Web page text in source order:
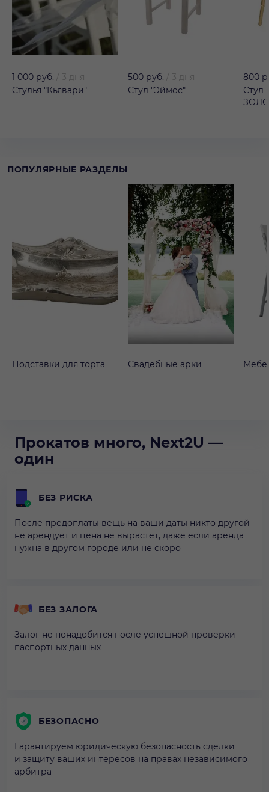
1 000 руб.
3 дня
Стулья "Кьявари"
500 руб.
3 дня
Стул "Эймос"
800
Стул
ПОПУЛЯРНЫЕ РАЗДЕЛЫ
Подставки для торта Свадебные арки
Прокатов много, Next2U —
один
БЕЗ РИСКА
После предоплаты вещь на ваши даты никто другой
не арендует и цена не вырастет, даже если аренда
нужна в другом городе или не скоро
БЕЗ ЗАЛОГА
Залог не понадобится после успешной проверки
паспортных данных
БЕЗОПАСНО
Гарантируем юридическую безопасность сделки
и защиту ваших интересов на правах независимого
арбитра